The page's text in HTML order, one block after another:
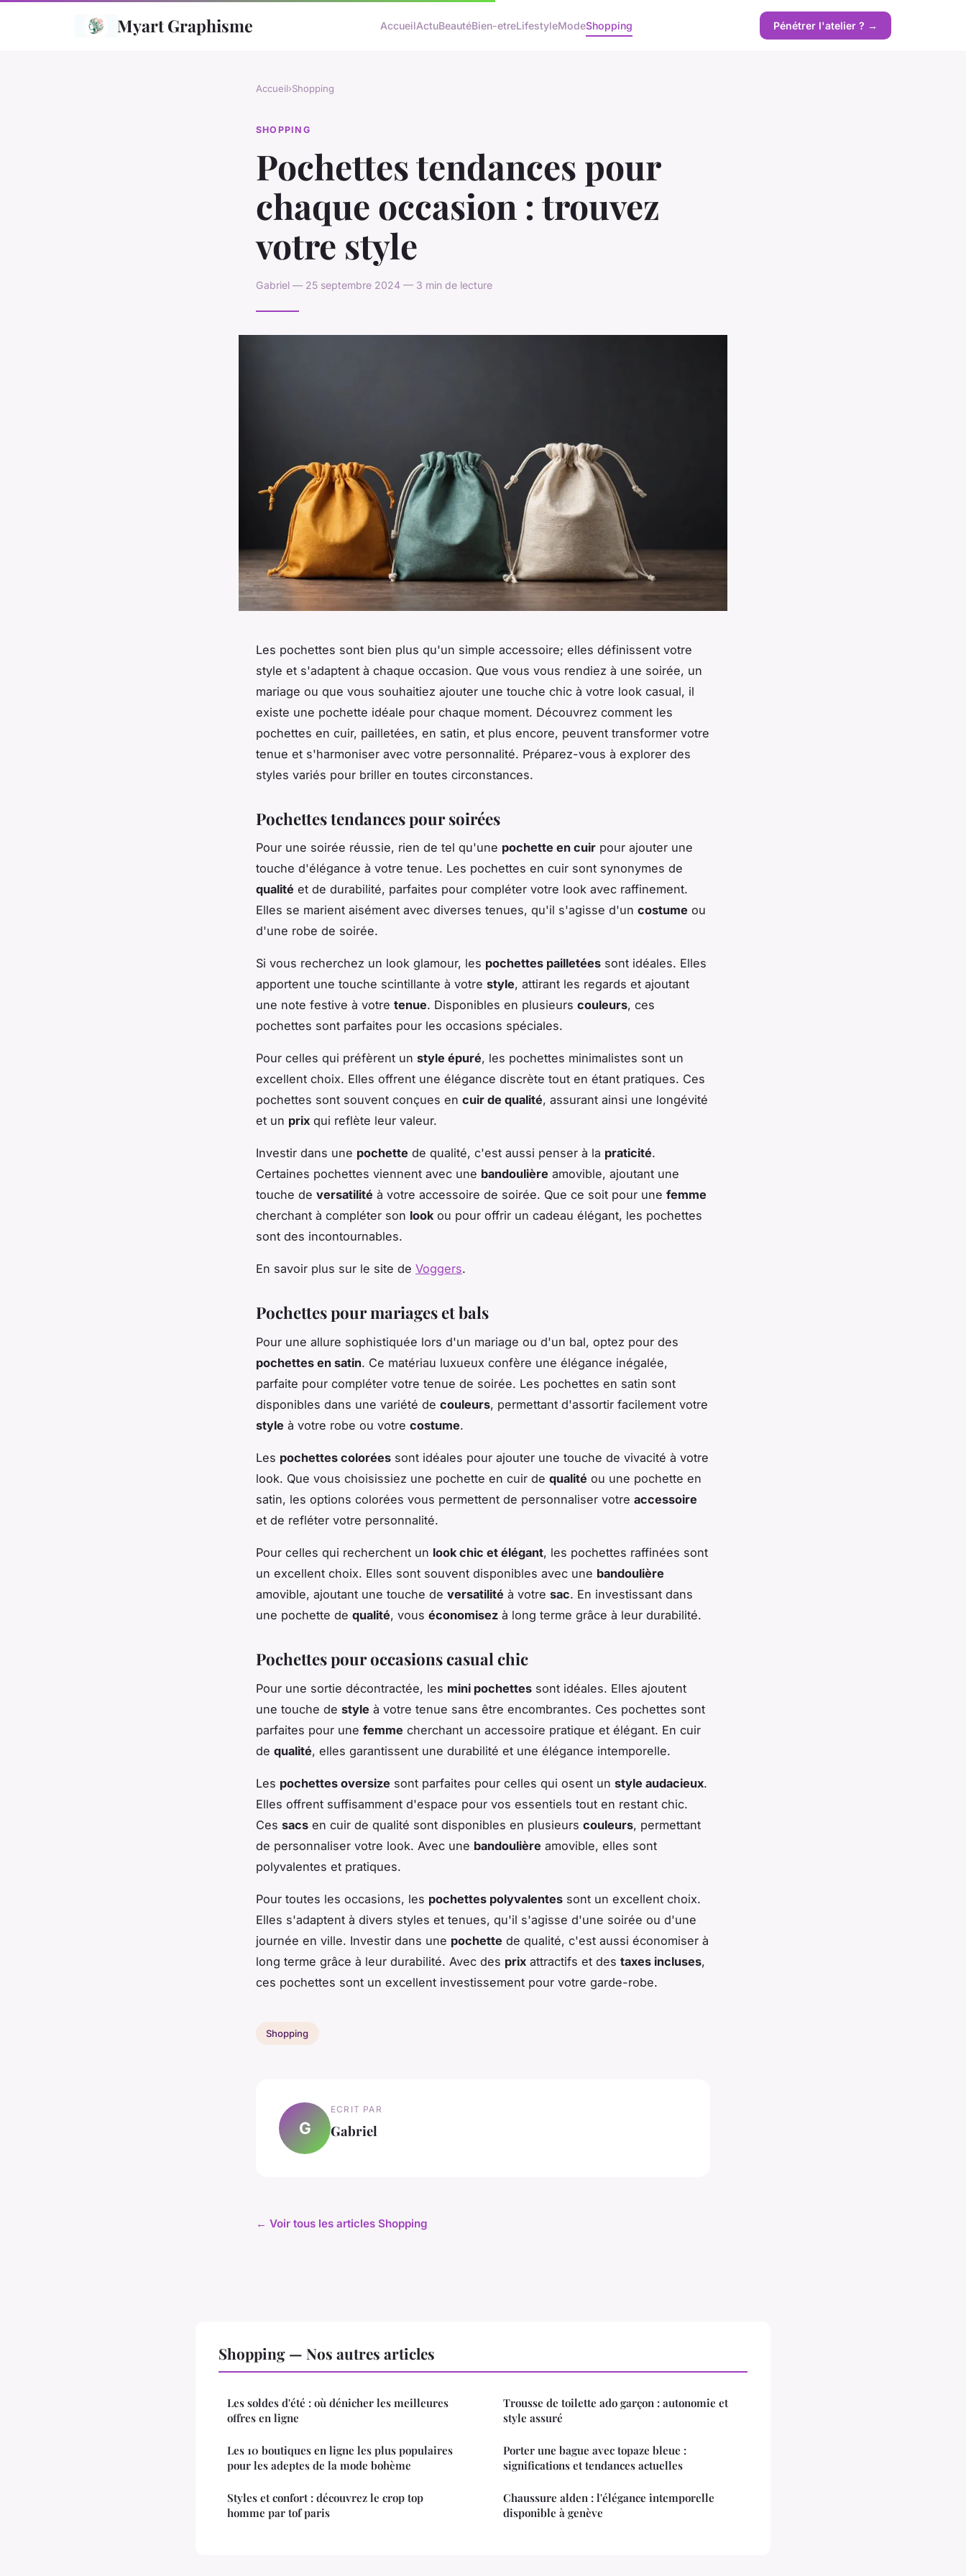
Myart Graphisme AccueilActuBeautéBien-etreLifestyleModeShopping Pénétrer l'atelier ? →
Accueil›Shopping
SHOPPING
Pochettes tendances pour
chaque occasion : trouvez
votre style
Gabriel — 25 septembre 2024 — 3 min de lecture
Les pochettes sont bien plus qu'un simple accessoire; elles définissent votre
style et s'adaptent à chaque occasion. Que vous vous rendiez à une soirée, un
mariage ou que vous souhaitiez ajouter une touche chic à votre look casual, il
existe une pochette idéale pour chaque moment. Découvrez comment les
pochettes en cuir, pailletées, en satin, et plus encore, peuvent transformer votre
tenue et s'harmoniser avec votre personnalité. Préparez-vous à explorer des
styles variés pour briller en toutes circonstances.
Pochettes tendances pour soirées
Pour une soirée réussie, rien de tel qu'une pochette en cuir pour ajouter une
touche d'élégance à votre tenue. Les pochettes en cuir sont synonymes de
qualité et de durabilité, parfaites pour compléter votre look avec raffinement.
Elles se marient aisément avec diverses tenues, qu'il s'agisse d'un costume ou
d'une robe de soirée.
Si vous recherchez un look glamour, les pochettes pailletées sont idéales. Elles
apportent une touche scintillante à votre style, attirant les regards et ajoutant
une note festive à votre tenue. Disponibles en plusieurs couleurs, ces
pochettes sont parfaites pour les occasions spéciales.
Pour celles qui préfèrent un style épuré, les pochettes minimalistes sont un
excellent choix. Elles offrent une élégance discrète tout en étant pratiques. Ces
pochettes sont souvent conçues en cuir de qualité, assurant ainsi une longévité
et un prix qui reflète leur valeur.
Investir dans une pochette de qualité, c'est aussi penser à la praticité.
Certaines pochettes viennent avec une bandoulière amovible, ajoutant une
touche de versatilité à votre accessoire de soirée. Que ce soit pour une femme
cherchant à compléter son lookou pour offrir un cadeau élégant, les pochettes
sont des incontournables.
En savoir plus sur le site de Voggers.
Pochettes pour mariages et bals
Pour une allure sophistiquée lors d'un mariage ou d'un bal, optez pour des
pochettes en satin. Ce matériau luxueux confère une élégance inégalée,
parfaite pour compléter votre tenue de soirée. Les pochettes en satin sont
disponibles dans une variété de couleurs, permettant d'assortir facilement votre
style à votre robe ou votre costume.
Les pochettes colorées sont idéales pour ajouter une touche de vivacité à votre
look. Que vous choisissiez une pochette en cuir de qualité ou une pochette en
satin, les options colorées vous permettent de personnaliser votre accessoire
et de refléter votre personnalité.
Pour celles qui recherchent un look chic et élégant, les pochettes raffinées sont
un excellent choix. Elles sont souvent disponibles avec une bandoulière
amovible, ajoutant une touche de versatilité à votre sac. En investissant dans
une pochette de qualité, vous économisez à long terme grâce à leur durabilité.
Pochettes pour occasions casual chic
Pour une sortie décontractée, les mini pochettes sont idéales. Elles ajoutent
une touche de style à votre tenue sans être encombrantes. Ces pochettes sont
parfaites pour une femme cherchant un accessoire pratique et élégant. En cuir
de qualité, elles garantissent une durabilité et une élégance intemporelle.
Les pochettes oversize sont parfaites pour celles qui osent un style audacieux.
Elles offrent suffisamment d'espace pour vos essentiels tout en restant chic.
Ces sacs en cuir de qualité sont disponibles en plusieurs couleurs, permettant
de personnaliser votre look. Avec une bandoulière amovible, elles sont
polyvalentes et pratiques.
Pour toutes les occasions, les pochettes polyvalentes sont un excellent choix.
Elles s'adaptent à divers styles et tenues, qu'il s'agisse d'une soirée ou d'une
journée en ville. Investir dans une pochette de qualité, c'est aussi économiser à
long terme grâce à leur durabilité. Avec des prix attractifs et des taxes incluses,
ces pochettes sont un excellent investissement pour votre garde-robe.
Shopping
G
ECRIT PAR
Gabriel
← Voir tous les articles Shopping
Shopping — Nos autres articles
Les soldes d'été : où dénicher les meilleures
offres en ligne
Les 10 boutiques en ligne les plus populaires
pour les adeptes de la mode bohème
Styles et confort : découvrez le crop top
homme par tof paris
Trousse de toilette ado garçon : autonomie et
style assuré
Porter une bague avec topaze bleue :
significations et tendances actuelles
Chaussure alden : l'élégance intemporelle
disponible à genève